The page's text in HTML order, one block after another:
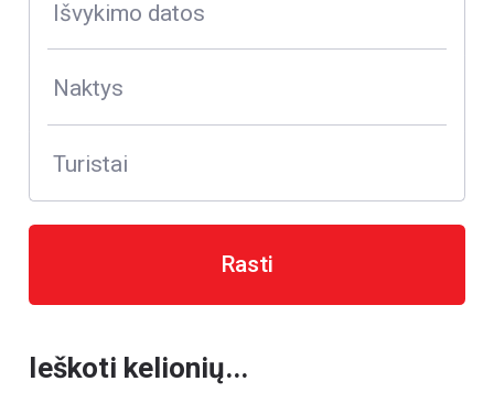
Išvykimo datos
Naktys
Turistai
Rasti
Ieškoti kelionių...